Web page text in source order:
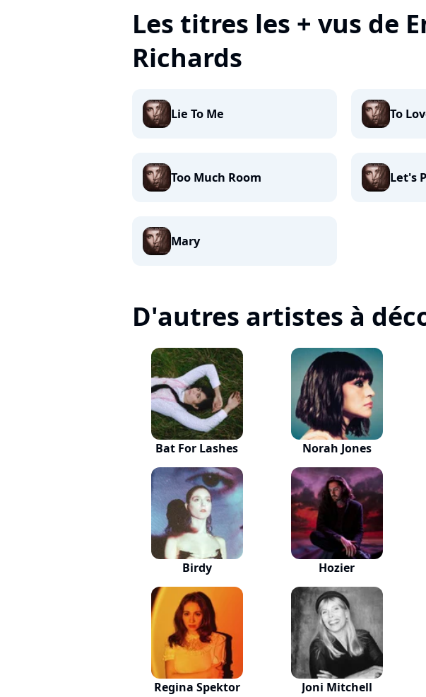
Les titres les + vus de
Richards
Lie To Me To
Too Much Room Let's
Mary
D'autres artistes à
Bat For Lashes Norah Jones
Birdy Hozier
Regina Spektor Joni Mitchell